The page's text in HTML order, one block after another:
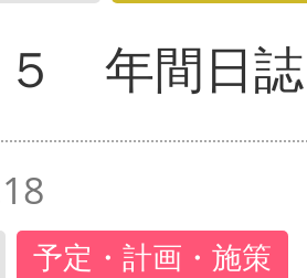
５ 年間日誌
予定・計画・施策